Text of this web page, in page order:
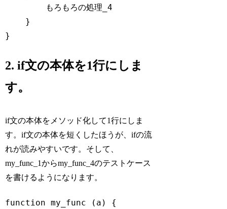
        もろもろの処理_4
    }
}
2. if文の本体を1行にしま
す。
if文の本体をメソッド化して1行にしま
す。if文の本体を短くしたほうが、ifの流
れが読みやすいです。そして、
my_func_1からmy_func_4のテストケース
を書けるようになります。
function my_func ( a ) {